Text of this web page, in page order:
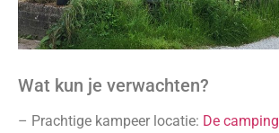
Wat kun je verwachten?
– Prachtige kampeer locatie: De camping